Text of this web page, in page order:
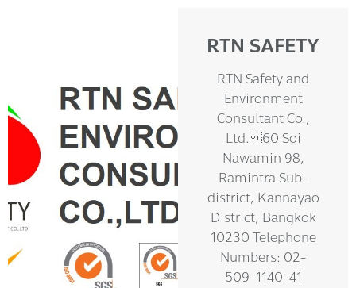
RTN SAFETY
RTN Safety and
Environment
Consultant Co.,
Ltd. 60 Soi
Nawamin 98,
Ramintra Sub-
district, Kannayao
District, Bangkok
10230 Telephone
Numbers: 02-
509-1140-41